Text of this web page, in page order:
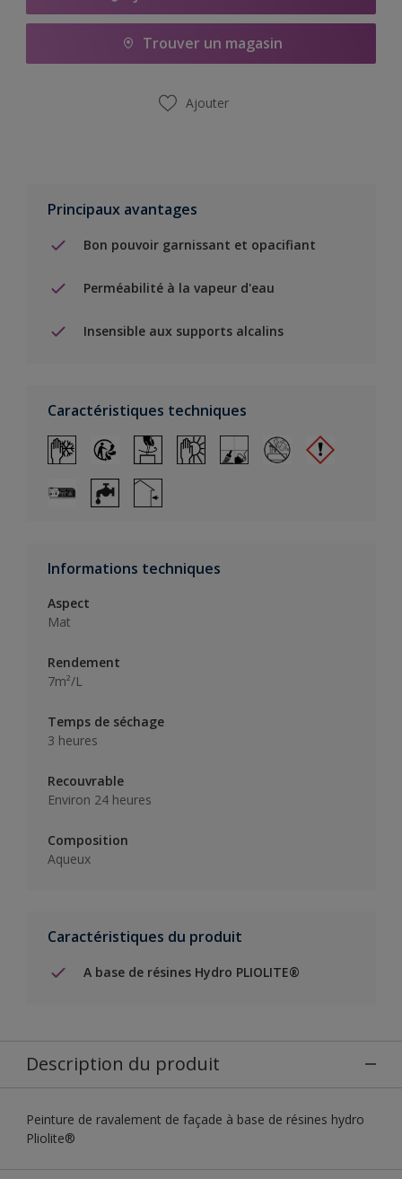
Trouver un magasin
Ajouter
Principaux avantages
Bon pouvoir garnissant et opacifiant
Perméabilité à la vapeur d'eau
Insensible aux supports alcalins
Caractéristiques techniques
Informations techniques
Aspect
Mat
Rendement
7m²/L
Temps de séchage
3 heures
Recouvrable
Environ 24 heures
Composition
Aqueux
Caractéristiques du produit
A base de résines Hydro PLIOLITE®
Description du produit
Peinture de ravalement de façade à base de résines hydro
Pliolite®